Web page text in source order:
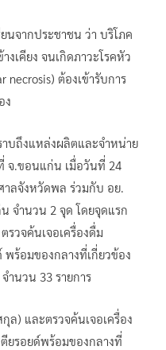
นจากประชาชน ว่า บริโภค
เคียง จนเกิดภาวะโรคหัว
necrosis) ต้องเข้ารับการ
ง
บถึงแหล่งผลิตและจำหน่าย
จ.ขอนแก่น เมื่อวันที่ 24
าลจังหวัดพล ร่วมกับ อย.
จำนวน 2 จุด โดยจุดแรก
วจค้นเจอเครื่องดื่ม
พร้อมของกลางที่เกี่ยวข้อง
านวน 33 รายการ
) และตรวจค้นเจอเครื่อง
ยรอยด์พร้อมของกลางที่